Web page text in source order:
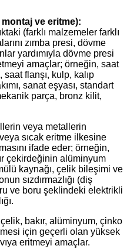
montaj ve eritme):
(farklı malzemeler farklı
zımba presi, dövme
yardımıyla dövme presi
amaçlar; örneğin, saat
saat flanşı, kulp, kalıp
sanat eşyası, standart
parça, bronz kilit,
veya metallerin
sıcak eritme ilkesine
ifade eder; örneğin,
çekirdeğinin alüminyum
kaynağı, çelik bileşimi ve
sızdırmazlığı (diş
ve boru şeklindeki elektrikli
bakır, alüminyum, çinko
için geçerli olan yüksek
eritmeyi amaçlar.